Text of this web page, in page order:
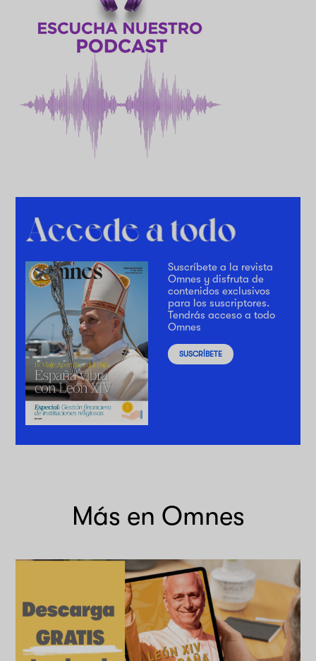
Suscríbete a la revista
Omnes y disfruta de
contenidos exclusivos
para los suscriptores.
Tendrás acceso a todo
Omnes
SUSCRÍBETE
Más en Omnes